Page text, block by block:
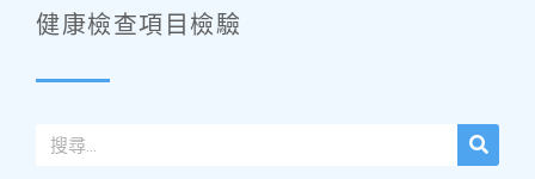
健康檢查項目檢驗